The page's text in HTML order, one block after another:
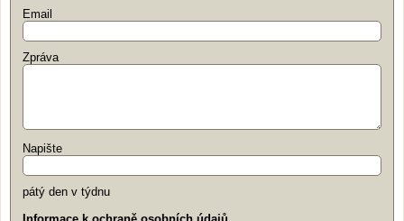
Email
Zpráva
Napište
pátý den v týdnu